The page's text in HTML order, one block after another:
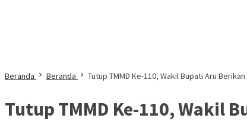
Beranda Beranda Tutup TMMD Ke-110, Wakil Bupati Aru
Tutup TMMD Ke-110, Wakil